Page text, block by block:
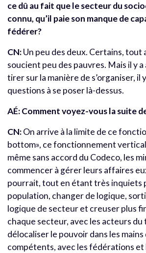
ce dû au fait que le secteur du
connu, qu’il paie son manque de
fédérer?
CN:Un peu des deux. Certains, tout
soucient peu des pauvres. Mais il y a
tirer sur la manière de s’organiser, il
questions à se poser là-dessus.
AÉ: Comment voyez-vous la suite
CN:On arrive à la limite de ce
bottom», ce fonctionnement
même sans accord du Codeco, les
commencer à gérer leurs affaires
pourrait, tout en étant très inquiets
population, changer de logique,
logique de secteur et creuser plus
chaque secteur, avec les acteurs du
délocaliser le pouvoir dans les
compétents, avec les fédérations et